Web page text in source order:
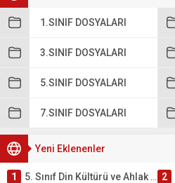
1.SINIF DOSYALARI
3.SINIF DOSYALARI
5.SINIF DOSYALARI
7.SINIF DOSYALARI
Yeni Eklenenler
1 5. Sınıf Din Kültürü ve Ahlak Bilgisi 2. Ünite: Namaz İbadeti Çalışmaları 2